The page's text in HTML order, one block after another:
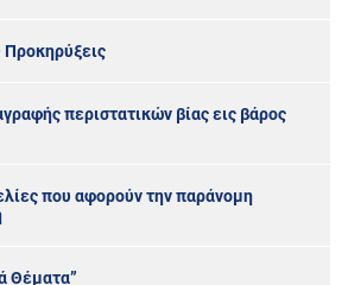
Προκηρύξεις
περιστατικών βίας εις βάρος
που αφορούν την παράνομη
Θέματα”